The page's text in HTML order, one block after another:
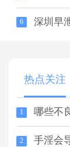
6 深圳早
热点关注
1 哪些不
2 手淫会